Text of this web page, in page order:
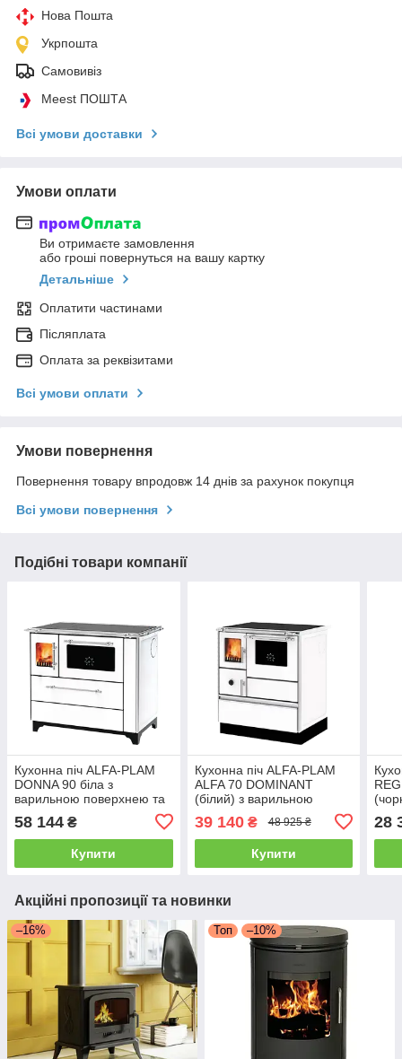
Нова Пошта
Укрпошта
Самовивіз
Meest ПОШТА
Всі умови доставки
Умови оплати
Ви отримаєте замовлення
або гроші повернуться на вашу картку
Детальніше
Оплатити частинами
Післяплата
Оплата за реквізитами
Всі умови оплати
Умови повернення
Повернення товару впродовж 14 днів за рахунок покупця
Всі умови повернення
Подібні товари компанії
Кухонна піч ALFA-PLAM
DONNA 90 біла з
варильною поверхнею та
духовкою опалювально-
варильна
58 144 ₴
Купити
Кухонна піч ALFA-PLAM
ALFA 70 DOMINANT
(білий) з варильною
поверхнею та духовкою
опалювально-варильна
39 140₴ 48 925 ₴
Купити
28
Акційні пропозиції та новинки
–16% Топ –10%